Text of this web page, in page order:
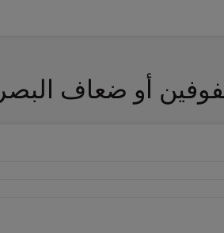
أو ضعاف البصر